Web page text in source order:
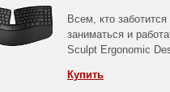
Всем, кто
заниматься и
Sculpt Ergonomic
Купить